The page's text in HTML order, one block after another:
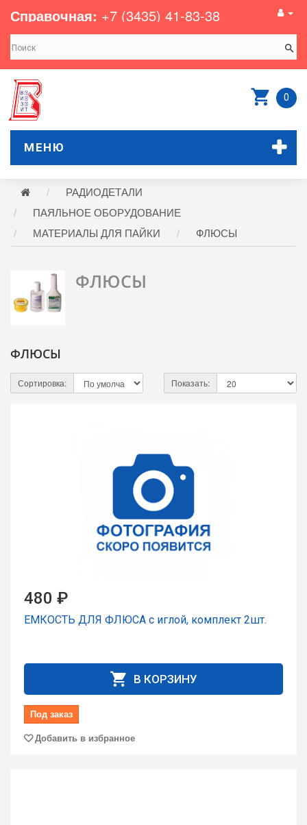
Справочная: +7 (3435) 41-83-38
0
МЕНЮ
РАДИОДЕТАЛИ
ПАЯЛЬНОЕ ОБОРУДОВАНИЕ
МАТЕРИАЛЫ ДЛЯ ПАЙКИ
ФЛЮСЫ
ФЛЮСЫ
ФЛЮСЫ
Сортировка: Показать:
480 ₽
ЕМКОСТЬ ДЛЯ ФЛЮСА с иглой, комплект 2шт.
В КОРЗИНУ
Под заказ
Добавить в избранное